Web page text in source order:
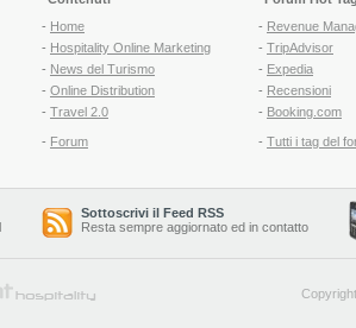
- Home
- Hospitality Online Marketing
- News del Turismo
- Online Distribution
- Travel 2.0
- Forum
- Revenue
- TripAdvisor
- Expedia
- Recensioni
- Booking.com
- Tutti i tag del
Sottoscrivi il Feed RSS
Resta sempre aggiornato ed in contatto